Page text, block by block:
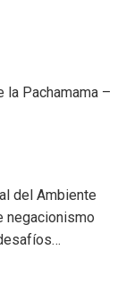
la Pachamama –
del Ambiente
negacionismo